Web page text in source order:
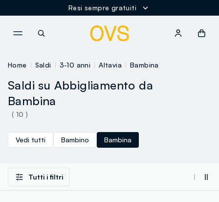
Resi sempre gratuiti
Home Saldi 3-10 anni Altavia Bambina
Saldi su Abbigliamento da
Bambina
( 10 )
Vedi tutti Bambino Bambina
Tutti i filtri